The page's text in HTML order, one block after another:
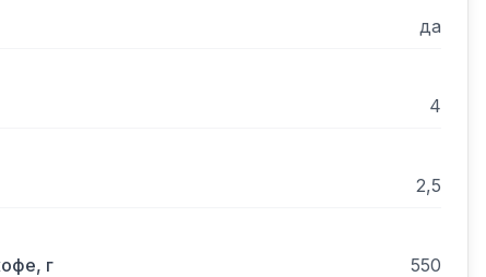
дпя молока lcebox и С4 (холодильник
да
4
2,5
г 550